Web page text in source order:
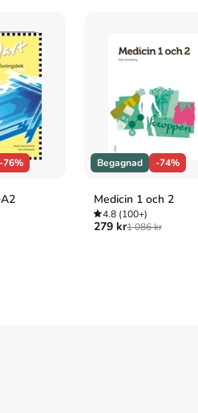
Atlantic.
2007).
Atlantic.
2007.
-76% Begagnad -74%
Medicin 1 och 2
4.8(100+)
279 kr1 086 kr